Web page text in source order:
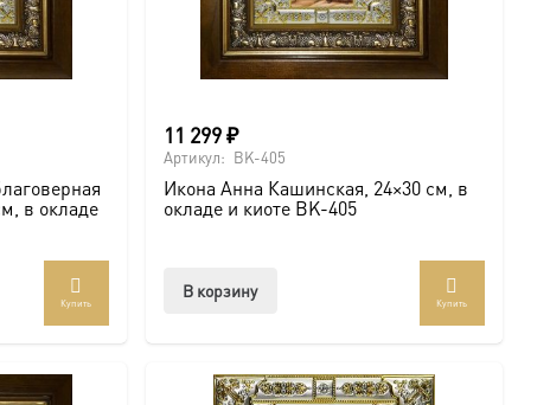
в окладе
Купить
11 299₽
Артикул: BK-405
Икона Анна Кашинская, 24×30 см, в
окладе и киоте BK-405
В корзину
Купить